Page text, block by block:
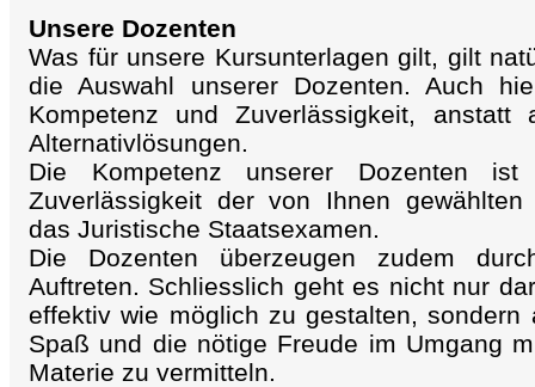
Unsere Dozenten
Was für unsere Kursunterlagen gilt, gilt
die Auswahl unserer Dozenten. Auch
Kompetenz und Zuverlässigkeit, anstatt
Alternativlösungen.
Die Kompetenz unserer Dozenten
Zuverlässigkeit der von Ihnen gewählten
das Juristische Staatsexamen.
Die Dozenten überzeugen zudem
Auftreten. Schliesslich geht es nicht nur
effektiv wie möglich zu gestalten, sondern
Spaß und die nötige Freude im Umgang
Materie zu vermitteln.